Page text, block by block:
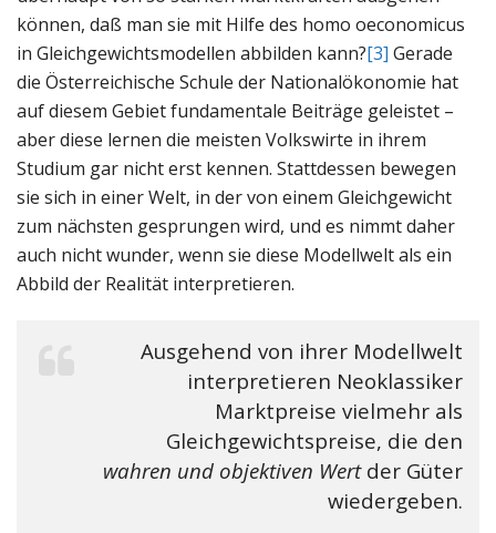
können, daß man sie mit Hilfe des homo oeconomicus
in Gleichgewichtsmodellen abbilden kann?[3] Gerade
die Österreichische Schule der Nationalökonomie hat
auf diesem Gebiet fundamentale Beiträge geleistet –
aber diese lernen die meisten Volkswirte in ihrem
Studium gar nicht erst kennen. Stattdessen bewegen
sie sich in einer Welt, in der von einem Gleichgewicht
zum nächsten gesprungen wird, und es nimmt daher
auch nicht wunder, wenn sie diese Modellwelt als ein
Abbild der Realität interpretieren.
Ausgehend von ihrer Modellwelt
interpretieren Neoklassiker
Marktpreise vielmehr als
Gleichgewichtspreise, die den
wahren und objektiven Wertder Güter
wiedergeben.